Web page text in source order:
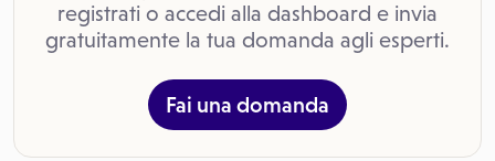
registrati o accedi alla dashboard e invia
gratuitamente la tua domanda agli esperti.
Fai una domanda